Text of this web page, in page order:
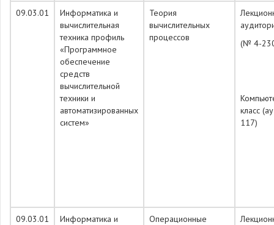
09.03.01
Информатика и
вычислительная
техника профиль
«Программное
обеспечение
средств
вычислительной
техники и
автоматизированных
систем»
Теория
вычислительных
процессов
(№ 4-
класс
117)
09.03.01
Информатика и
Операционные